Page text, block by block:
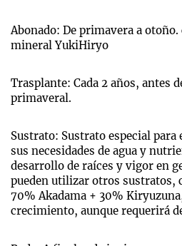
Abonado: De primavera a
mineral YukiHiryo
Trasplante: Cada 2 años, antes
primaveral.
Sustrato: Sustrato especial para
sus necesidades de agua y
desarrollo de raíces y vigor en
pueden utilizar otros sustratos,
70% Akadama + 30%
crecimiento, aunque requerirá